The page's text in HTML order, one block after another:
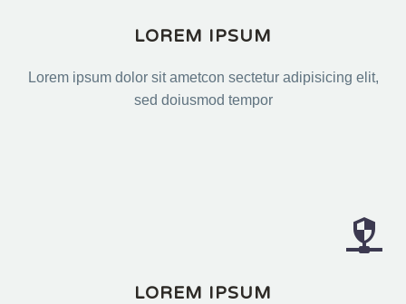
LOREM IPSUM
Lorem ipsum dolor sit ametcon sectetur adipisicing elit,
sed doiusmod tempor


LOREM IPSUM